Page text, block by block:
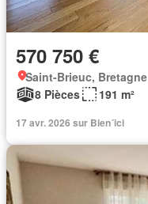
570 750 €
Saint-Brieuc, Bretagne
8 Pièces
191 m²
17 avr. 2026 sur Bien´ici